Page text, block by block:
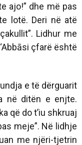
ajo!” dhe më pas
lotë. Deri në atë
Lidhur me
çfarë është
e të dërguarit
në ditën e enjte.
që do t’iu shkruaj
meje”. Në lidhje
me njëri-tjetrin